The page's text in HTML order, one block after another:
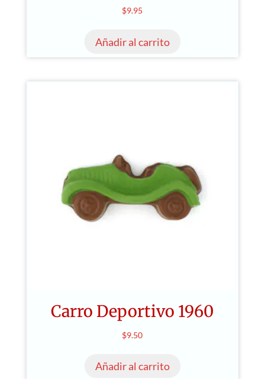
$9.95
Añadir al carrito
Carro Deportivo 1960
$9.50
Añadir al carrito